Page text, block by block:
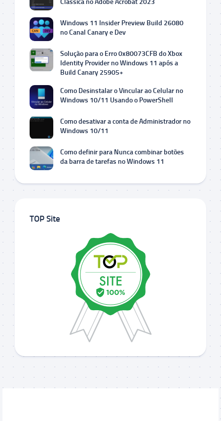
Windows 11 Insider Preview Build 26080
no Canal Canary e Dev
Solução para o Erro 0x80073CFB do Xbox
Identity Provider no Windows 11 após a
Build Canary 25905+
Como Desinstalar o Vincular ao Celular no
Windows 10/11 Usando o PowerShell
Como desativar a conta de Administrador no
Windows 10/11
Como definir para Nunca combinar botões
da barra de tarefas no Windows 11
TOP Site